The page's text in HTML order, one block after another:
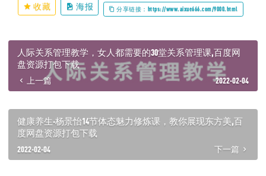
收藏 海报 分享链接：https://www.aixue666.com/9000.html
人际关系管理教学，女人都需要的30堂关系管理课,百度网
盘资源打包下载
上一篇 2022-02-04
健康养生-杨景怡14节体态魅力修炼课，教你展现东方美,百
度网盘资源打包下载
2022-02-04 下一篇